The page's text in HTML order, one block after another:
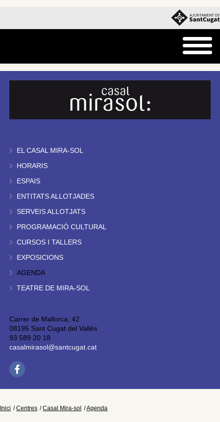
EL CASAL MIRA-SOL
HORARIS
ESPAIS
ENTITATS ALLOTJADES
SERVEIS ALLOTJATS
PROGRAMACIÓ CULTURAL
CURSOS I TALLERS
EXPOSICIONS
AGENDA
TEATRE DE MIRA-SOL
Carrer de Mallorca, 42
08195 Sant Cugat del Vallès
93 589 20 18
casalmirasol@santcugat.cat
Inici Centres Casal Mira-sol Agenda